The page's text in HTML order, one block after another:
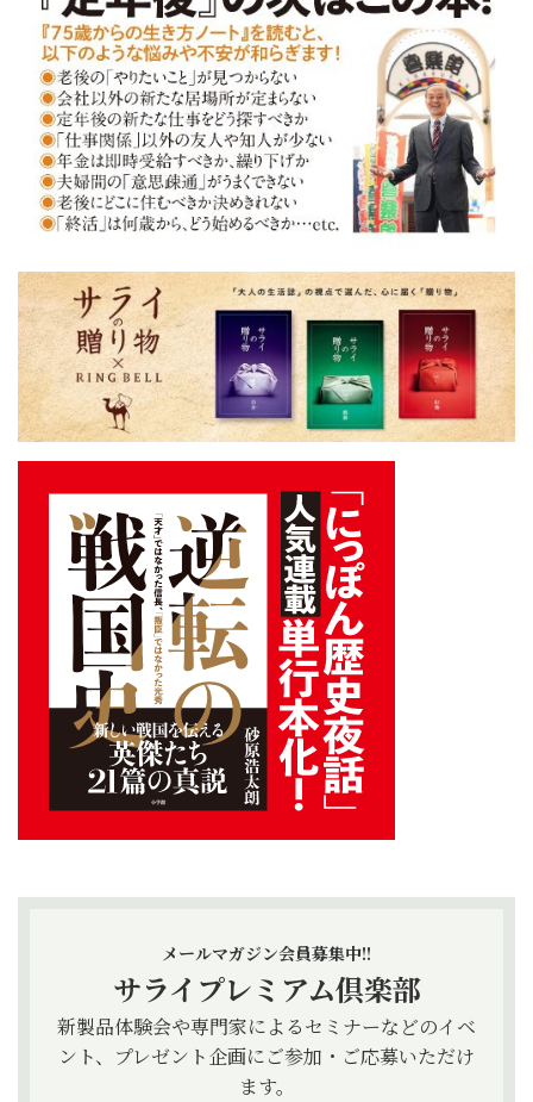
メールマガジン会員募集中!!
サライプレミアム倶楽部
新製品体験会や専門家によるセミナーなどのイベ
ント、プレゼント企画にご参加・ご応募いただけ
ます。